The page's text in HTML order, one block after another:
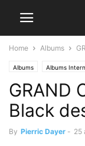
Home Albums
Albums Albums
GRAND
Black
By Pierric Dayer - 25